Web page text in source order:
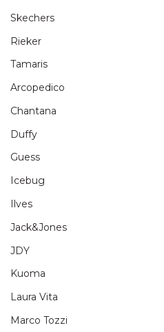
Skechers
Rieker
Tamaris
Arcopedico
Chantana
Duffy
Guess
Icebug
Ilves
Jack&Jones
JDY
Kuoma
Laura Vita
Marco Tozzi